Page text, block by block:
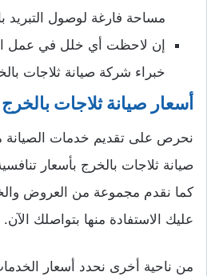
مساحة فارغة لوصول التبريد
إن لاحظت أي خلل في عمل
خبراء شركة صيانة ثلاجات
أسعار صيانة ثلاجات
نحرص على تقديم خدمات
صيانة ثلاجات بالخرج بأسعار
كما نقدم مجموعة من العروض
عليك الاستفادة منها بتواصلك الآن.
من ناحية أخرى نحدد أسعار